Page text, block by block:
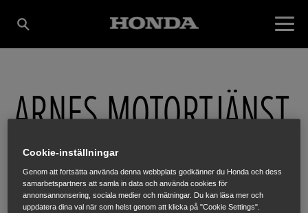
ARNES MOTORTJÄNST
AB
GRANSÄTERSVÄGEN 15,VITTSJÖ,282 67
Cookie-inställningar
Genom att fortsätta använda denna webbplats godkänner du Honda och dess
samarbetspartners att samla in data och använda cookies för
annonsannonsering, sociala medier och mätningar. Du kan läsa mer och
uppdatera dina val när som helst genom att klicka på "Cookie Settings".